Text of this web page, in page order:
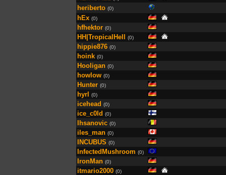
heriberto (0)
hEx (0)
hfhektor (0)
HH|TropicalHell (0)
hippie876 (0)
hoink (0)
Hooligan (0)
howlow (0)
Hunter (0)
hyrl (0)
icehead (0)
ice_c0ld (0)
Ihsanovic (0)
iles_man (0)
INCUBUS (0)
InfectedMushroom (0)
IronMan (0)
itmario2000 (0)